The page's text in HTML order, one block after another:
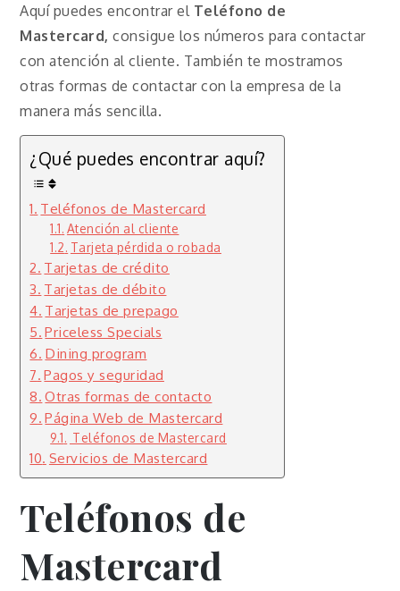
Aquí puedes encontrar el Teléfono de
Mastercard,consigue los números para contactar
con atención al cliente. También te mostramos
otras formas de contactar con la empresa de la
manera más sencilla.
¿Qué puedes encontrar aquí?
Teléfonos de Mastercard
Atención al cliente
Tarjeta pérdida o robada
Tarjetas de crédito
Tarjetas de débito
Tarjetas de prepago
Priceless Specials
Dining program
Pagos y seguridad
Otras formas de contacto
Página Web de Mastercard
Teléfonos de Mastercard
Servicios de Mastercard
Teléfonos de
Mastercard